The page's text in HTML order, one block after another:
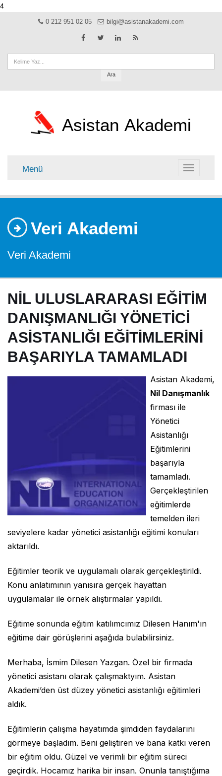
4
0 212 951 02 05 bilgi@asistanakademi.com
Ara
Asistan Akademi
Menü Menü
Veri Akademi
Veri Akademi
NİL ULUSLARARASI EĞİTİM
DANIŞMANLIĞI YÖNETİCİ
ASİSTANLIĞI EĞİTİMLERİNİ
BAŞARIYLA TAMAMLADI
Asistan Akademi,
Nil Danışmanlık
firması ile
Yönetici
Asistanlığı
Eğitimlerini
başarıyla
tamamladı.
Gerçekleştirilen
eğitimlerde
temelden ileri
seviyelere kadar yönetici asistanlığı eğitimi konuları
aktarıldı.
Eğitimler teorik ve uygulamalı olarak gerçekleştirildi.
Konu anlatımının yanısıra gerçek hayattan
uygulamalar ile örnek alıştırmalar yapıldı.
Eğitime sonunda eğitim katılımcımız Dilesen Hanım'ın
eğitime dair görüşlerini aşağıda bulabilirsiniz.
Merhaba, İsmim Dilesen Yazgan. Özel bir firmada
yönetici asistanı olarak çalışmaktyım. Asistan
Akademi’den üst düzey yönetici asistanlığı eğitimleri
aldık.
Eğitimlerin çalışma hayatımda şimdiden faydalarını
görmeye başladım. Beni geliştiren ve bana katkı veren
bir eğitim oldu. Güzel ve verimli bir eğitim süreci
geçirdik. Hocamız harika bir insan. Onunla tanıştığıma